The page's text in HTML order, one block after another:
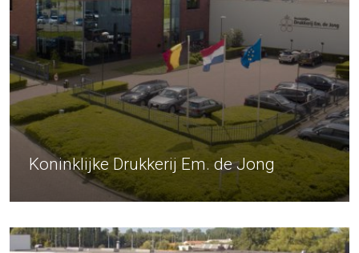
Koninklijke Drukkerij Em. de Jong